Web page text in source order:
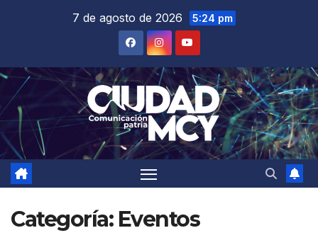
7 de agosto de 2026 5:24 pm
Categoría: Eventos